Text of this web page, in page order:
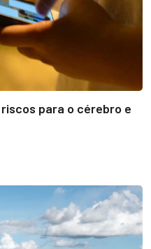
para o cérebro e